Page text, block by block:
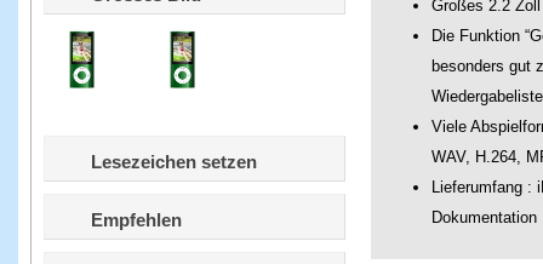
Lesezeichen setzen
Empfehlen
Großes 2.2
Die Funktion
besonders gut
Viele
WAV, H.264,
Lieferumfang :
Dokumentation